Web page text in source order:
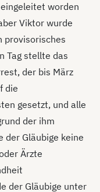
worden
Viktor wurde
provisorisches
Tag stellte das
der bis März
die
gesetzt, und alle
der ihm
der Gläubige keine
Ärzte
der Gläubige unter